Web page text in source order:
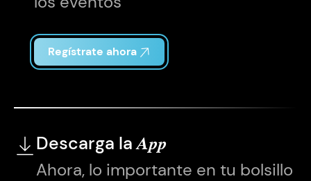
Regístrate ahora
Descarga laApp
Ahora, lo importante en tu bolsillo